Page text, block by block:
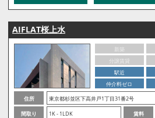
AIFLAT桜上水
新築
分譲賃貸
駅近
仲介料ゼロ
住所
東京都杉並区下高井戸1丁目31番2号
間取り
1K - 1LDK 賃料